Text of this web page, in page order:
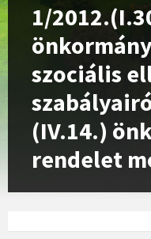
1/
szociális
(IV.14.)
rendelet